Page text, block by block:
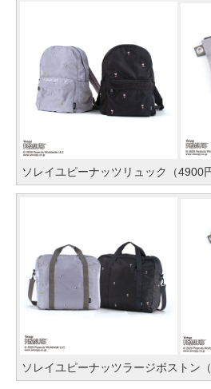
ソレイユピーナッツリュック（4900円
ソレイユピーナッツラージボストン（